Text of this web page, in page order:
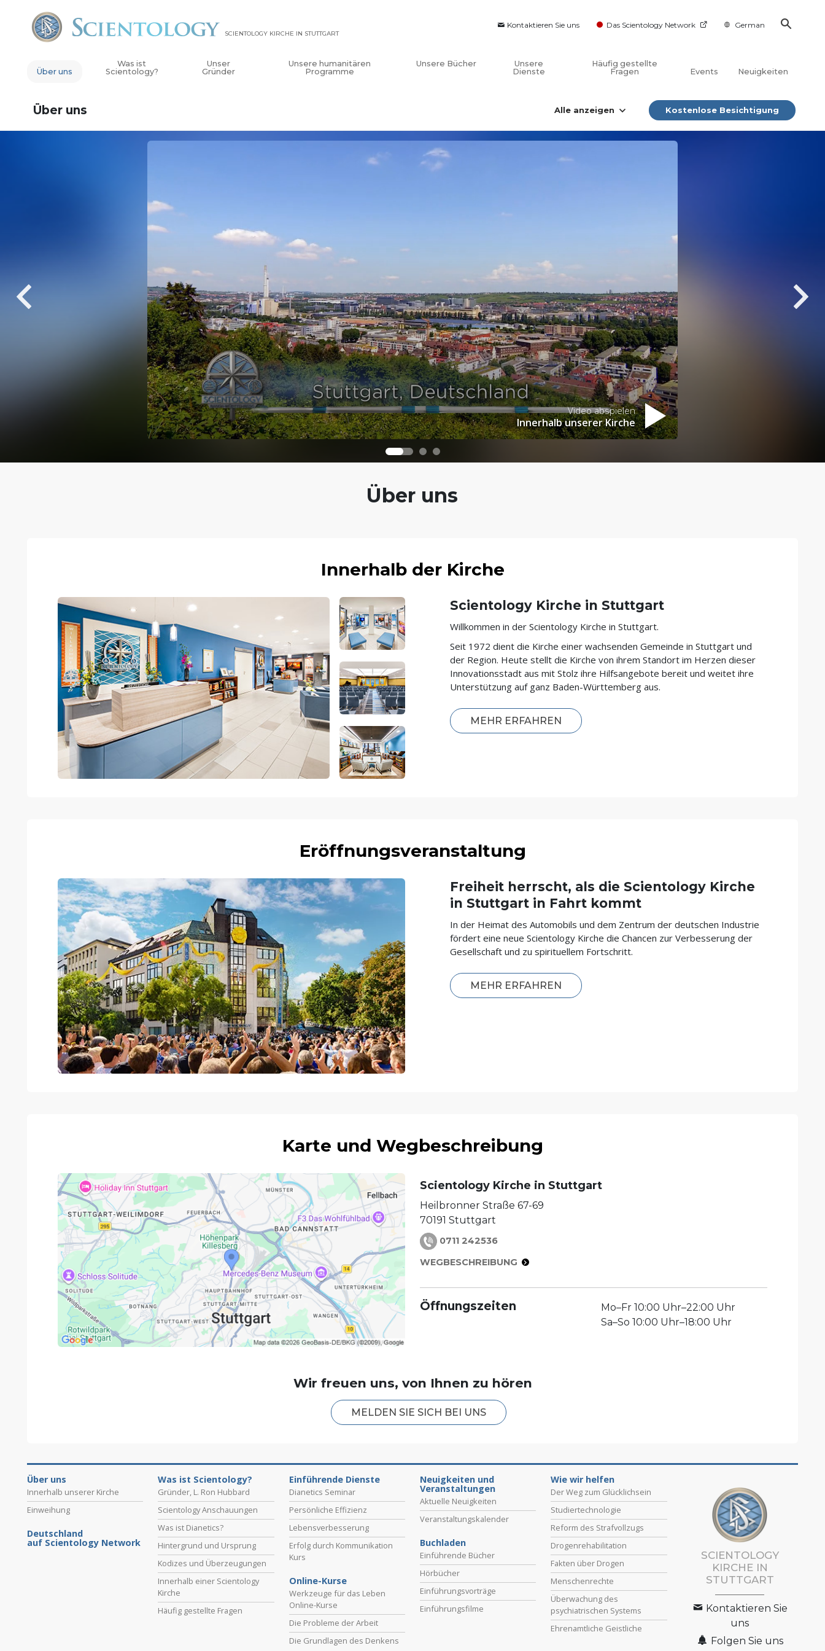
Kontaktieren Sie uns Das Scientology Network German
SCIENTOLOGY KIRCHE IN STUTTGART
Über uns
Was ist
Scientology?
Unser
Gründer
Unsere humanitären
Programme
Unsere Bücher
Unsere
Dienste
Häufig gestellte
Fragen
Events Neuigkeiten
Über uns Alle anzeigen Kostenlose Besichtigung
Video abspielen
Innerhalb unserer Kirche
Über uns
Innerhalb der Kirche
Scientology Kirche in Stuttgart
Willkommen in der Scientology Kirche in Stuttgart.
Seit 1972 dient die Kirche einer wachsenden Gemeinde in Stuttgart und
der Region. Heute stellt die Kirche von ihrem Standort im Herzen dieser
Innovationsstadt aus mit Stolz ihre Hilfsangebote bereit und weitet ihre
Unterstützung auf ganz Baden-Württemberg aus.
MEHR ERFAHREN
Eröffnungsveranstaltung
Freiheit herrscht, als die Scientology Kirche
in Stuttgart in Fahrt kommt
In der Heimat des Automobils und dem Zentrum der deutschen Industrie
fördert eine neue Scientology Kirche die Chancen zur Verbesserung der
Gesellschaft und zu spirituellem Fortschritt.
MEHR ERFAHREN
Karte und Wegbeschreibung
Scientology Kirche in Stuttgart
Heilbronner Straße 67-69
70191 Stuttgart
0711 242536
WEGBESCHREIBUNG
Öffnungszeiten Mo–Fr 10:00 Uhr–22:00 Uhr
Sa–So 10:00 Uhr–18:00 Uhr
Wir freuen uns, von Ihnen zu hören
MELDEN SIE SICH BEI UNS
Über uns
Innerhalb unserer Kirche
Einweihung
Deutschland
auf Scientology Network
Was ist Scientology?
Gründer, L. Ron Hubbard
Scientology Anschauungen
Was ist Dianetics?
Hintergrund und Ursprung
Kodizes und Überzeugungen
Innerhalb einer Scientology
Kirche
Häufig gestellte Fragen
Einführende Dienste
Dianetics Seminar
Persönliche Effizienz
Lebensverbesserung
Erfolg durch Kommunikation
Kurs
Online-Kurse
Werkzeuge für das Leben
Online-Kurse
Die Probleme der Arbeit
Die Grundlagen des Denkens
Neuigkeiten und
Veranstaltungen
Aktuelle Neuigkeiten
Veranstaltungskalender
Buchladen
Einführende Bücher
Hörbücher
Einführungsvorträge
Einführungsfilme
Wie wir helfen
Der Weg zum Glücklichsein
Studiertechnologie
Reform des Strafvollzugs
Drogenrehabilitation
Fakten über Drogen
Menschenrechte
Überwachung des
psychiatrischen Systems
Ehrenamtliche Geistliche
SCIENTOLOGY
KIRCHE IN
STUTTGART
Kontaktieren Sie
uns
Folgen Sie uns